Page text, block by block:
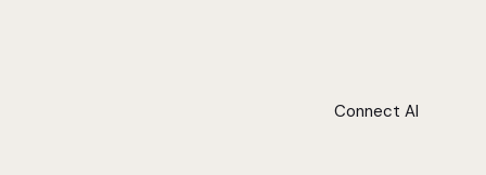
Connect AI